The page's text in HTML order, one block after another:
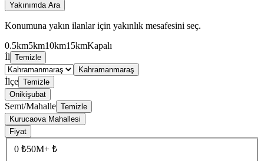
Yakınımda Ara
Konumuna yakın ilanlar için yakınlık mesafesini seç.
0.5km5km10km15kmKapalı
İl Temizle
Kahramanmaraş
İlçe Temizle
Onikişubat
Semt/Mahalle Temizle
Kurucaova Mahallesi
Fiyat
0 ₺50M+ ₺